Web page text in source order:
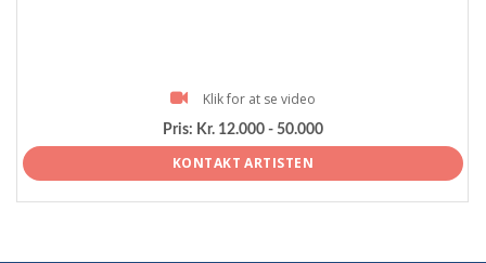
Klik for at se video
Pris: Kr. 12.000 - 50.000
KONTAKT ARTISTEN